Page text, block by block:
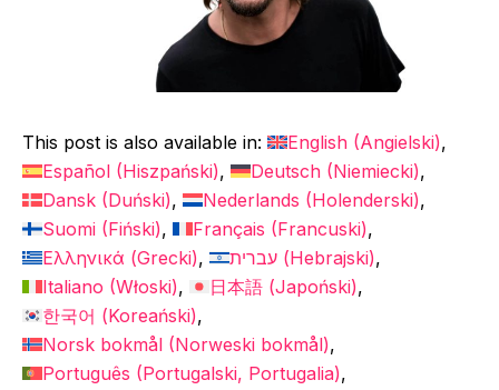
This post is also available in: English (Angielski)
Español (Hiszpański) Deutsch (Niemiecki)
Dansk (Duński) Nederlands (Holenderski)
Suomi (Fiński) Français (Francuski)
Ελληνικά (Grecki) עברית (Hebrajski)
Italiano (Włoski) 日本語 (Japoński)
한국어 (Koreański)
Norsk bokmål (Norweski bokmål)
Português (Portugalski, Portugalia)